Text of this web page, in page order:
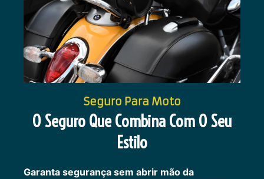
Seguro Para Moto
O Seguro Que Combina Com O Seu
Estilo
Garanta segurança sem abrir mão da